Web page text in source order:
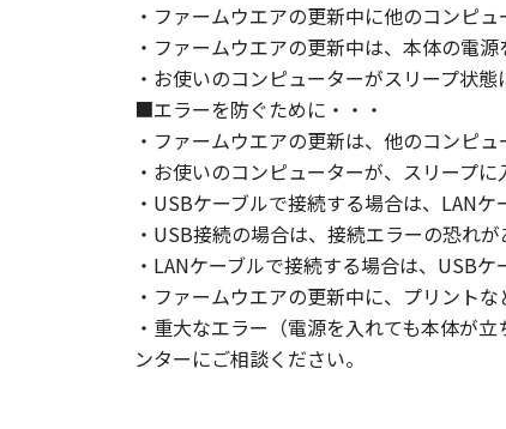
・ファームウエアの更新中に他のコンピ
・ファームウエアの更新中は、本体の電
・お使いのコンピューターがスリープ状
■エラーを防ぐために・・・
・ファームウエアの更新は、他のコンピ
・お使いのコンピューターが、スリープ
・USBケーブルで接続する場合は、LANケ
・USB接続の場合は、接続エラーの恐れ
・LANケーブルで接続する場合は、USBケ
・ファームウエアの更新中に、プリントな
・重大なエラー（電源を入れても本体が
ンターにご相談ください。